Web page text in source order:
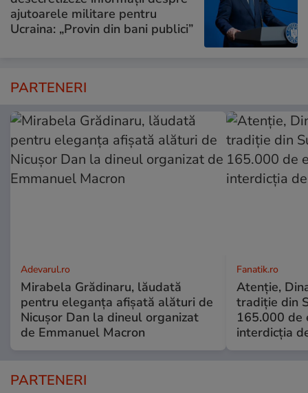
ajutoarele militare pentru
Ucraina: „Provin din bani publici”
PARTENERI
Adevarul.ro
Mirabela Grădinaru, lăudată
pentru eleganța afișată alături de
Nicușor Dan la dineul organizat
de Emmanuel Macron
Fanatik.ro
Atenție,
tradiție din
165.000 de
interdicția
PARTENERI